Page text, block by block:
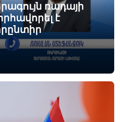
ռադայի
է